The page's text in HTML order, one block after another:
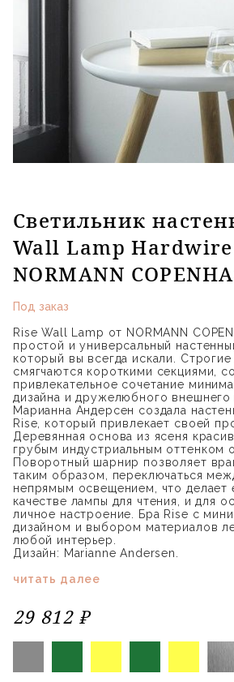
Светильник
Wall Lamp
NORMANN
Под заказ
Rise Wall Lamp от NORMANN
простой и универсальный
который вы всегда искали.
смягчаются короткими секциями,
привлекательное сочетание
дизайна и дружелюбного внешнего
Марианна Андерсен создала
Rise, который привлекает своей
Деревянная основа из ясеня
грубым индустриальным оттенком
Поворотный шарнир позволяет
таким образом, переключаться
непрямым освещением, что делает
качестве лампы для чтения, и для
личное настроение. Бра Rise с
дизайном и выбором материалов
любой интерьер.
Дизайн: Marianne Andersen.
читать далее
29 812 ₽